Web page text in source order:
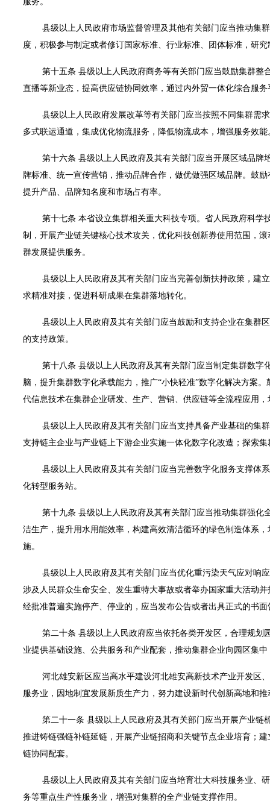
县级以上人民政府市场监督管理及其他有关部门应当推动集
度，积极参与制定或者修订国家标准、行业标准、团体标准，研
第十五条 县级以上人民政府商务等有关部门应当鼓励集群
直播等新业态，提高供应链协同效率，通过内外贸一体化综合服
县级以上人民政府发展改革等有关部门应当按照不同集群需
多式联运通道，集成优化物流服务，降低物流成本，增强服务效能
第十六条 县级以上人民政府及其有关部门应当开展区域品
牌标准、统一宣传营销，推动品牌合作，做优做强区域品牌。鼓
提升产品、品牌知名度和市场占有率。
第十七条 本省设立集群相关重大科技专项。省人民政府科
制，开展产业链关键核心技术攻关，优化科技创新券使用范围，
群发展提供服务。
县级以上人民政府及其有关部门应当完善创新扶持政策，建
求精准对接，促进科研成果在集群落地转化。
县级以上人民政府及其有关部门应当鼓励和支持企业在集群
的支持政策。
第十八条 县级以上人民政府及其有关部门应当制定集群数
脑，提升集群数字化承载能力，推广“小快轻准”数字化解决方案
代信息技术在集群企业研发、生产、营销、供应链等全流程应用
县级以上人民政府及其有关部门应当支持具备产业基础的集
支持链主企业与产业链上下游企业实施一体化数字化改造；探索
县级以上人民政府及其有关部门应当完善数字化服务支撑体
化转型服务站。
第十九条 县级以上人民政府及其有关部门应当推动集群强
洁生产，提升用水用能效率，构建高效清洁循环的绿色制造体系
施。
县级以上人民政府及其有关部门应当优化重污染天气应对响
涉及人民群众生命安全、发生重特大事故或者举办国家重大活动
经批准普遍实施停产、停业的，应当发布公告或者出具正式的书面
第二十条 县级以上人民政府应当依托各类开发区，合理规划
业提供基础设施、公共服务和产业配套，推动集群企业向园区集
河北雄安新区应当高水平建设河北雄安高新技术产业开发区
服务业，因地制宜发展新质生产力，努力建设新时代创新高地和
第二十一条 县级以上人民政府及其有关部门应当开展产业
推进铸链强链补链延链，开展产业链招商和关键节点企业培育；
链协同配套。
县级以上人民政府及其有关部门应当培育壮大科技服务业、
务等重点生产性服务业，增强对集群的全产业链支撑作用。